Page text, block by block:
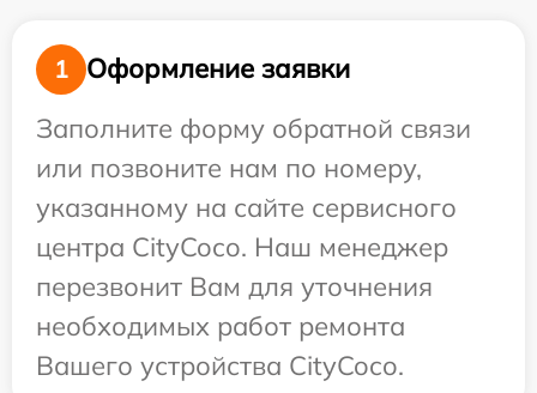
1
Оформление заявки
Заполните форму обратной связи
или позвоните нам по номеру,
указанному на сайте сервисного
центра CityCoco. Наш менеджер
перезвонит Вам для уточнения
необходимых работ ремонта
Вашего устройства CityCoco.